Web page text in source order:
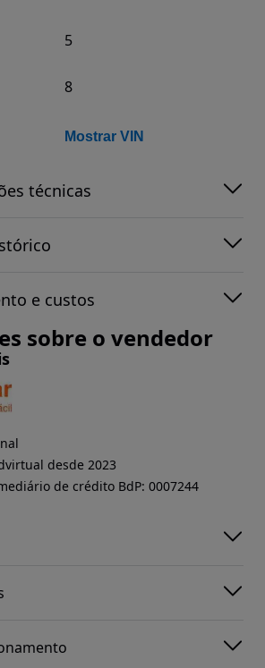
5
8
Mostrar VIN
técnicas
e custos
sobre o vendedor
desde 2023
de crédito BdP: 0007244